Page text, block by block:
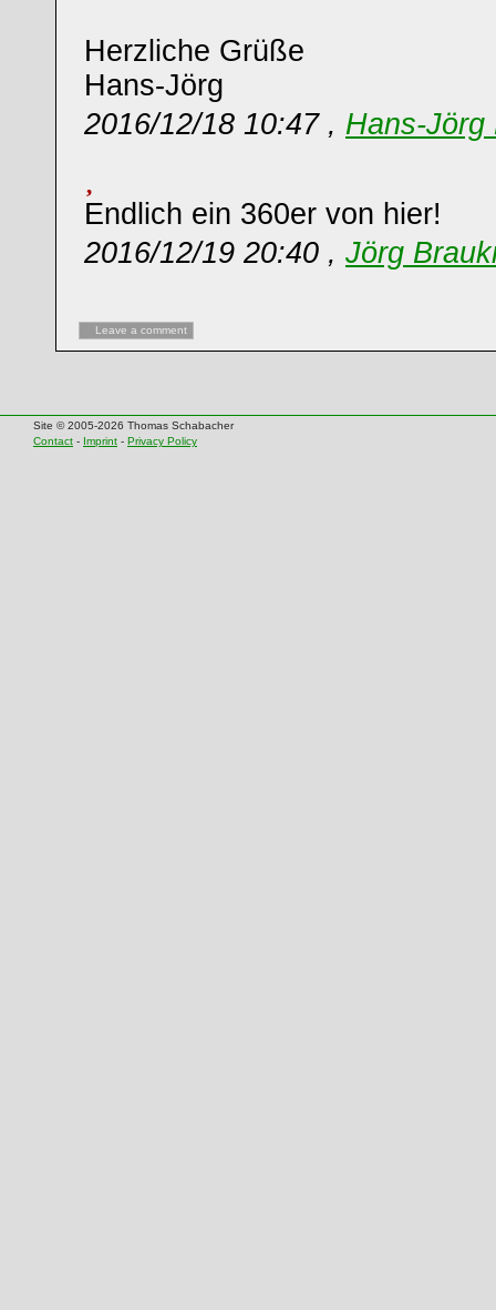
Herzliche Grüße
Hans-Jörg
2016/12/18 10:47 , Hans-Jörg
Endlich ein 360er von hier!
2016/12/19 20:40 , Jörg
Leave a comment
Site © 2005-2026 Thomas Schabacher
Contact - Imprint - Privacy Policy